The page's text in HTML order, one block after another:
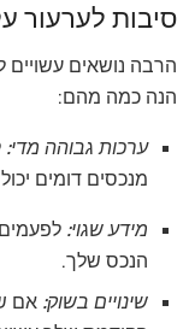
סיבות לערעור
הרבה נושאים
הנה כמה מהם:
ערכות גבוהה מדי:
מנכסים דומים
מידע שגוי:
הנכס שלך.
שינויים בשוק: אם